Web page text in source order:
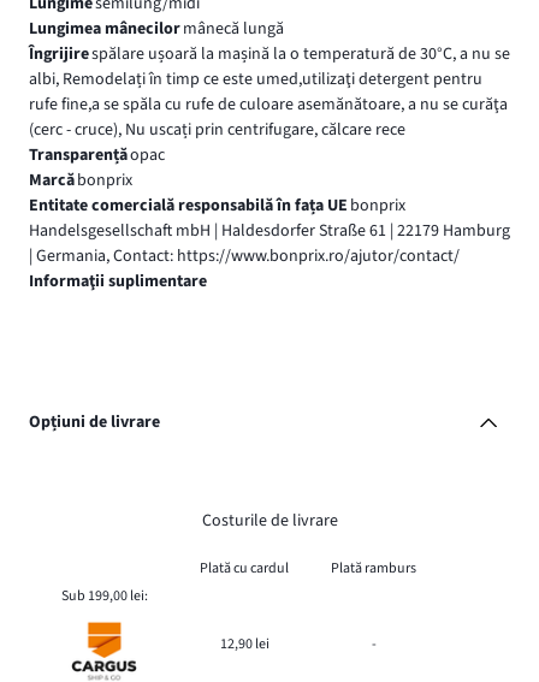
Lungimea mânecilormânecă lungă
Îngrijirespălare ușoară la mașină la o temperatură de 30°C, a nu se
albi, Remodelați în timp ce este umed,utilizaţi detergent pentru
rufe fine,a se spăla cu rufe de culoare asemănătoare, a nu se curăţa
(cerc - cruce), Nu uscați prin centrifugare, călcare rece
Transparențăopac
Marcăbonprix
Entitate comercială responsabilă în fața UE bonprix
Handelsgesellschaft mbH | Haldesdorfer Straße 61 | 22179 Hamburg
| Germania, Contact: https://www.bonprix.ro/ajutor/contact/
Informaţii suplimentare
Opțiuni de livrare
Costurile de livrare
Plată cu cardul
Plată ramburs
Sub 199,00 lei:
12,90 lei -